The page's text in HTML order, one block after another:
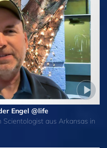
Engel @life
aus Arkansas in